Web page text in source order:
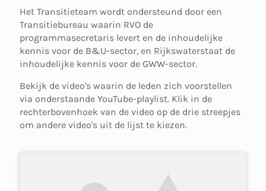
Het Transitieteam wordt ondersteund door een
Transitiebureau waarin RVO de
programmasecretaris levert en de inhoudelijke
kennis voor de B&U-sector, en Rijkswaterstaat de
inhoudelijke kennis voor de GWW-sector.
Bekijk de video's waarin de leden zich voorstellen
via onderstaande YouTube-playlist. Klik in de
rechterbovenhoek van de video op de drie streepjes
om andere video's uit de lijst te kiezen.